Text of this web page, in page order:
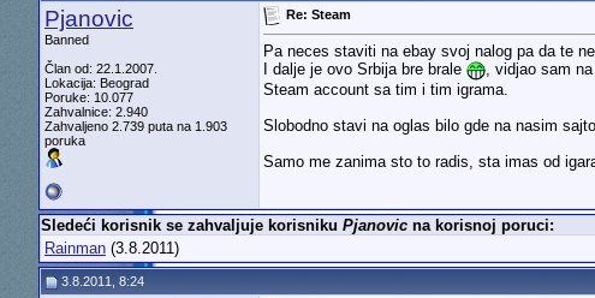
Pjanovic
Banned
Član od: 22.1.2007.
Lokacija: Beograd
Poruke: 10.077
Zahvalnice: 2.940
Zahvaljeno 2.739 puta na 1.903
poruka
Re: Steam
Pa neces staviti na ebay svoj nalog pa da te
I dalje je ovo Srbija bre brale
, vidjao sam
Steam account sa tim i tim igrama.
Slobodno stavi na oglas bilo gde na nasim
Samo me zanima sto to radis, sta imas od
Sledeći korisnik se zahvaljuje korisniku Pjanovicna korisnoj poruci:
Rainman(3.8.2011)
3.8.2011, 8:24